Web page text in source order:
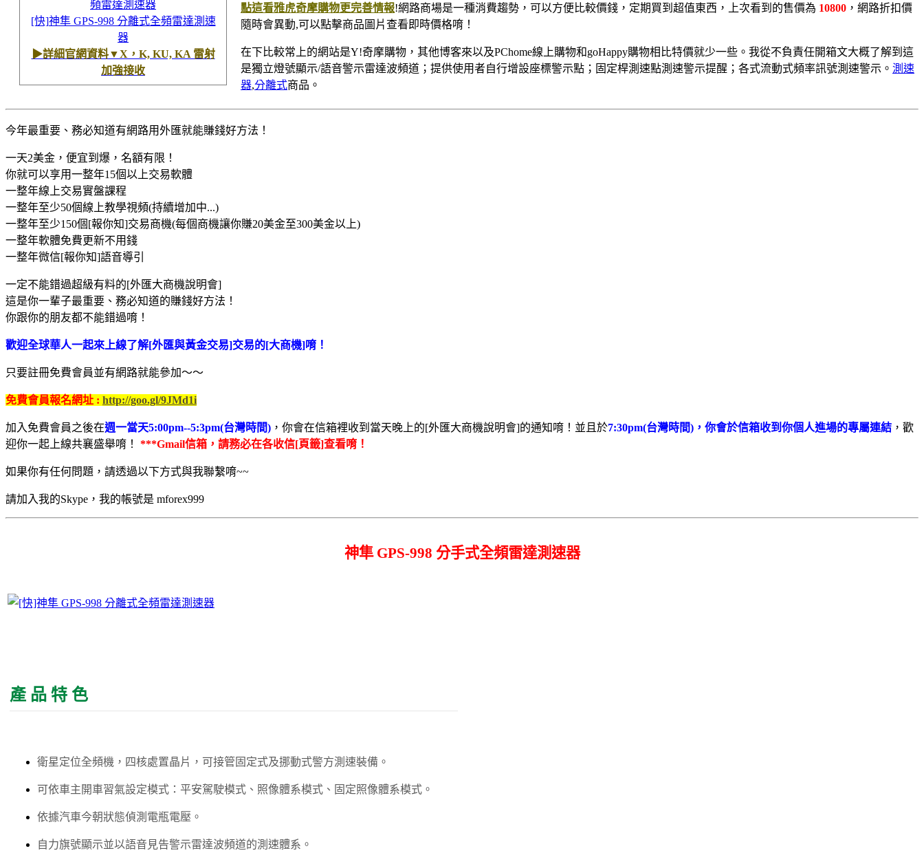
[快]神隼 GPS-998 分離式全頻雷達測速
器
▶詳細官網資料▼X，K, KU, KA 雷射
加強接收
點這看雅虎奇摩購物更完善情報!網路商場是一種消費趨勢，可以方便比較價錢，定期買到超值東西，上次看到的售價為 10800 ，網路折扣價
隨時會異動,可以點擊商品圖片查看即時價格唷！
在下比較常上的網站是Y!奇摩購物，其他博客來以及PChome線上購物和goHappy購物相比特價就少一些。我從不負責任開箱文大概了解到這
是獨立燈號顯示/語音警示雷達波頻道；提供使用者自行增設座標警示點；固定桿測速點測速警示提醒；各式流動式頻率訊號測速警示。 測速
器,分離式商品。
今年最重要、務必知​道有網路用外匯就能賺錢好方法！
一天2美金，便宜到爆，名額有限！
你就可以享用一整年15個以上交易軟體
一整年線上交易實盤課程
一整年至少50個線上教學視頻(持續增加中...)
一整年至少150個[報你知]交易商機(每個商機讓你賺20美金至300美金以上)
一整年軟體免費更新不用錢
一整年微信[報你知]語音導引
一定不能錯過超級有料的[外匯大商機說明會]
這是你一輩子最重要、務必知道的賺錢好方法！
你跟你的朋友都不能錯過唷！
歡迎全球華人一起來上線了解[外匯與黃金交易]交易的[大商機]唷！
只要註冊免費會員並有網路就能參加～～
免費會員報名網址 : http://goo.gl/9JMd1i
加入免費會員之後在週一當天5:00pm--5:3pm(台灣時間) ，你會在信箱裡收到當天晚上的[外匯大商機說明會]的通知唷！並且於7:30pm(台灣時間)，你會於信箱收到你個人進場的專屬連結 ，歡
迎你一起上線共襄盛舉唷！ ***Gmail信箱，請務必在各收信[頁籤]查看唷！
如果你有任何問題，請透過以下方式與我聯繫唷~~
請加入我的Skype，我的帳號是 mforex999
神隼 GPS-998 分手式全頻雷達測速器
產 品 特 色
衛星定位全頻機，四核處置晶片，可接管固定式及挪動式警方測速裝備。
可依車主開車習氣設定模式：平安駕駛模式、照像體系模式、固定照像體系模式。
依據汽車今朝狀態偵測電瓶電壓。
自力旗號顯示並以語音見告警示雷達波頻道的測速體系。